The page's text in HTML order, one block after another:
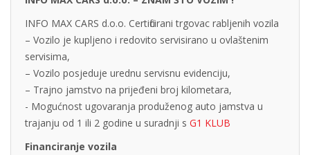
INFO MAX CARS d.o.o. Certificirani trgovac rabljenih vozila
– Vozilo je kupljeno i redovito servisirano u ovlaštenim
servisima,
– Vozilo posjeduje urednu servisnu evidenciju,
– Trajno jamstvo na prijeđeni broj kilometara,
- Mogućnost ugovaranja produženog auto jamstva u
trajanju od 1 ili 2 godine u suradnji s G1 KLUB
Financiranje vozila